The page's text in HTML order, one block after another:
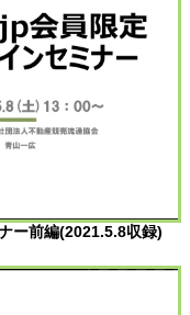
ー前編(2021.5.8収録)